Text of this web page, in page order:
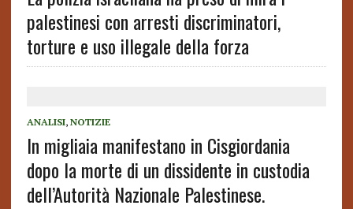
palestinesi con arresti discriminatori,
torture e uso illegale della forza
ANALISI, NOTIZIE
In migliaia manifestano in Cisgiordania
dopo la morte di un dissidente in custodia
dell’Autorità Nazionale Palestinese.